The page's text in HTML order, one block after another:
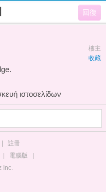
回復
樓主
收藏
ιστοσελίδων
註冊
電腦版
Inc.